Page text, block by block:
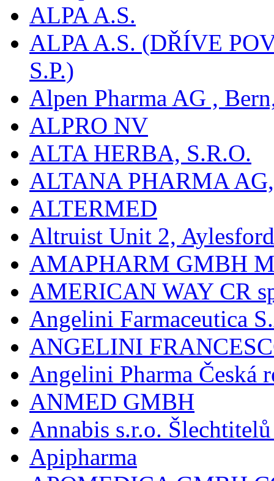
ALPA A.S.
ALPA A.S. (DŘÍVE
S.P.)
Alpen Pharma AG ,
ALPRO NV
ALTA HERBA, S.R.O.
ALTANA PHARMA
ALTERMED
Altruist Unit 2, Aylesford
AMAPHARM GMBH
AMERICAN WAY CR
Angelini Farmaceutica
ANGELINI
Angelini Pharma Česká
ANMED GMBH
Annabis s.r.o.
Apipharma